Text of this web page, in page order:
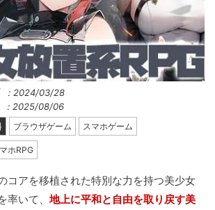
：2024/03/28
：2025/08/06
ブラウザゲーム スマホゲーム
ホRPG
コアを移植された特別な力を持つ美少女
率いて、地上に平和と自由を取り戻す美